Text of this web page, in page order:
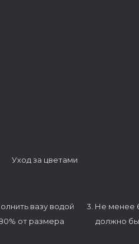
Уход за цветами
вазу водой
от размера
3. Не менее
должно